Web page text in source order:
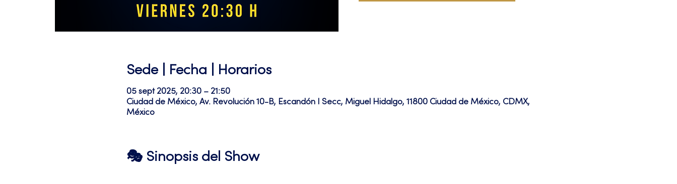
Sede | Fecha | Horarios
05 sept 2025, 20:30 – 21:50
Ciudad de México, Av. Revolución 10-B, Escandón I Secc, Miguel Hidalgo, 11800 Ciudad de México, CDMX,
México
🎭 Sinopsis del Show